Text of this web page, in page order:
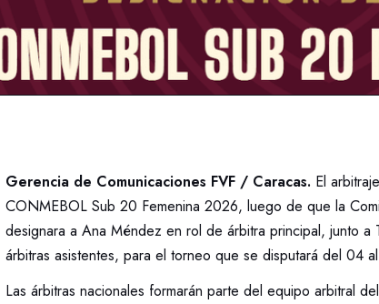
Gerencia de Comunicaciones FVF / Caracas. El
CONMEBOL Sub 20 Femenina 2026, luego de que la
designara a Ana Méndez en rol de árbitra principal, junto a
árbitras asistentes, para el torneo que se disputará del 04
Las árbitras nacionales formarán parte del equipo arbitral